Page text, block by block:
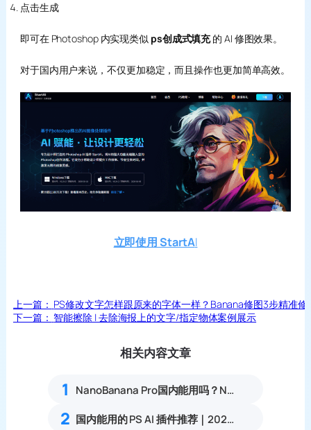
点击生成
即可在 Photoshop 内实现类似 ps创成式填充的 AI 修图效果。
对于国内用户来说，不仅更加稳定，而且操作也更加简单高效。
立即使用 StartAI
上一篇： PS修改文字怎样跟原来的字体一样？Banana修图3步精准修
下一篇： 智能擦除 | 去除海报上的文字/指定物体案例展示
相关内容文章
1 NanoBanana Pro国内能用吗？Nano banana使用教程
2 国内能用的 PS AI 插件推荐｜2026 4款AI插件最新实测